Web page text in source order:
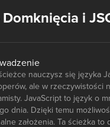
i
nauczysz się języka
ale w rzeczywistości
JavaScript to język o
dnia. Dzięki temu
założenia. Ta ścieżka